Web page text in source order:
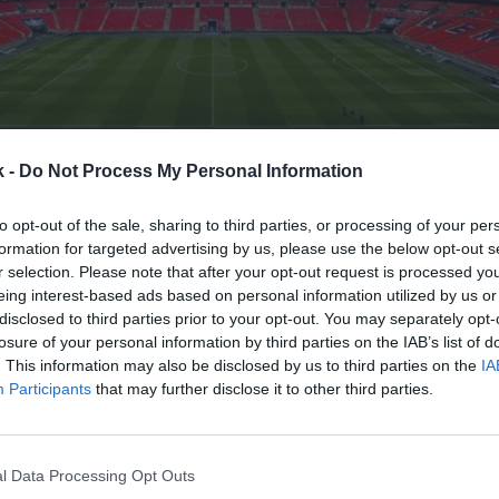
- Do Not Process My Personal Information
opt-out of the sale, sharing to third parties, or processing of your
for targeted advertising by us, please use the below opt-out
selection. Please note that after your opt-out request is processed
interest-based ads based on personal information utilized by us
to third parties prior to your opt-out. You may separately
of your personal information by third parties on the IAB’s list of
This information may also be disclosed by us to third parties on the
Participants that may further disclose it to other third parties.
Data Processing Opt Outs
Guardar Me gusta
la vuelta del público a los estadios. El Gobierno
(FA) y la Premier League están en
de aficionados a los recintos deportivos. En
testear dicha posibilidad aprovechando las
que permitiría probar las instalaciones de